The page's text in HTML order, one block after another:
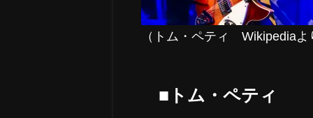
（トム・ペティ Wikipediaよ
■トム・ペティ